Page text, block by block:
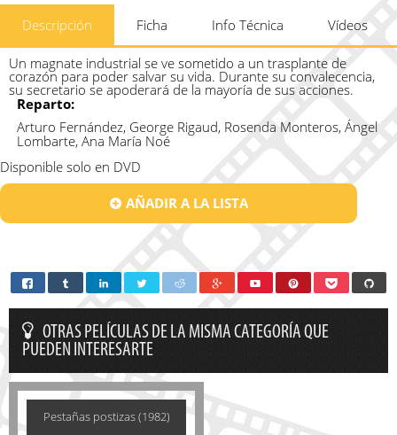
Descripción Ficha Info Técnica Vídeos
Un magnate industrial se ve sometido a un trasplante de
corazón para poder salvar su vida. Durante su convalecencia,
su secretario se apoderará de la mayoría de sus acciones.
Reparto:
Arturo Fernández, George Rigaud, Rosenda Monteros, Ángel
Lombarte, Ana María Noé
Disponible solo en DVD
AÑADIR A LA LISTA
OTRAS PELÍCULAS DE LA MISMA CATEGORÍA QUE
PUEDEN INTERESARTE
Pestañas postizas (1982)